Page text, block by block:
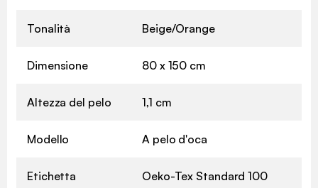
Tonalità Beige/Orange
Dimensione 80 x 150 cm
Altezza del pelo 1,1 cm
Modello A pelo d'oca
Etichetta Oeko-Tex Standard 100